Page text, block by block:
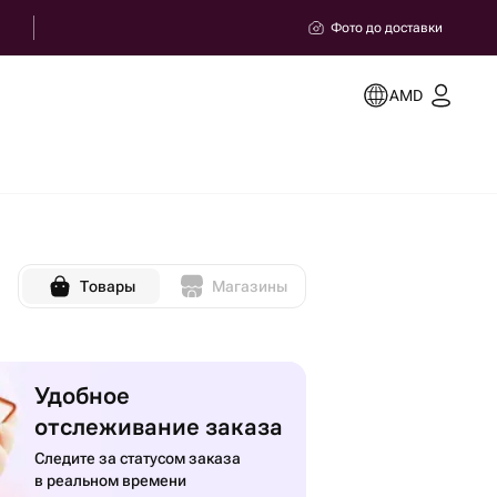
Фото до доставки
AMD
Товары Магазины
Удобное
отслеживание заказа
Следите за статусом заказа
в реальном времени